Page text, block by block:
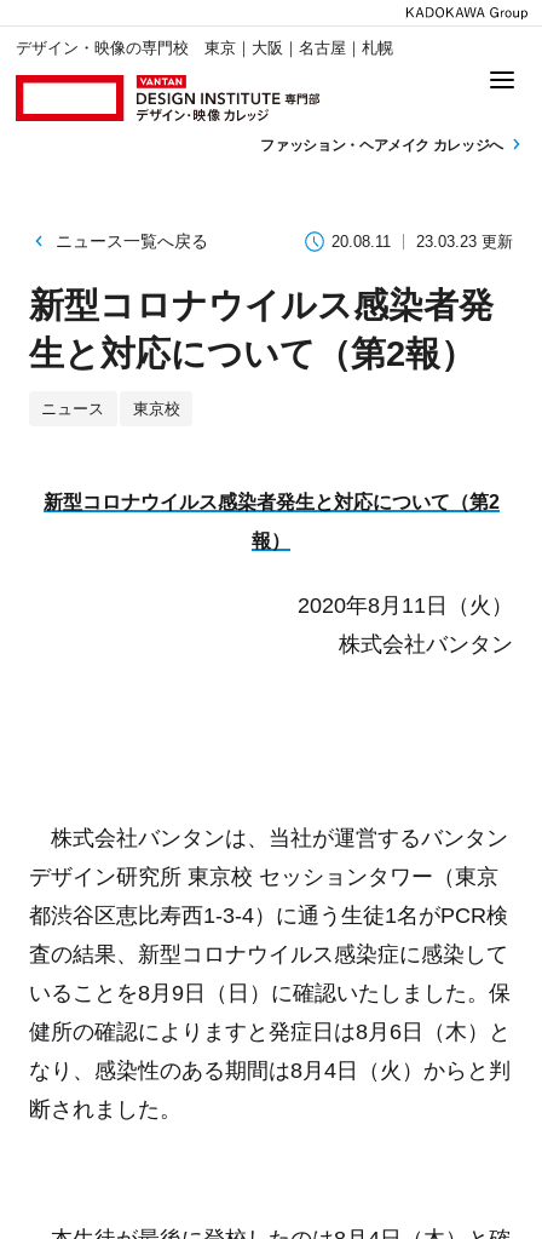
デザイン・映像の専門校 東京｜大阪｜名古屋｜札幌
ファッション・ ヘアメイク カレッジへ
ニュース一覧へ戻る 20.08.11 23.03.23 更新
新型コロナウイルス感染者発
生と対応について（第2報）
ニュース 東京校
新型コロナウイルス感染者発生と対応について（第2
報）
2020年8月11日（火）
株式会社バンタン
株式会社バンタンは、当社が運営するバンタン
デザイン研究所 東京校 セッションタワー（東京
都渋谷区恵比寿西1-3-4）に通う生徒1名がPCR検
査の結果、新型コロナウイルス感染症に感染して
いることを8月9日（日）に確認いたしました。保
健所の確認によりますと発症日は8月6日（木）と
なり、感染性のある期間は8月4日（火）からと判
断されました。